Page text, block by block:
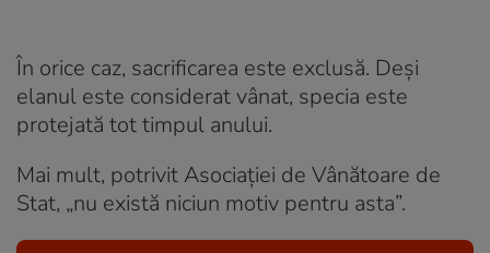
În orice caz, sacrificarea este exclusă. Deși
elanul este considerat vânat, specia este
protejată tot timpul anului.
Mai mult, potrivit Asociației de Vânătoare de
Stat, „nu există niciun motiv pentru asta”.